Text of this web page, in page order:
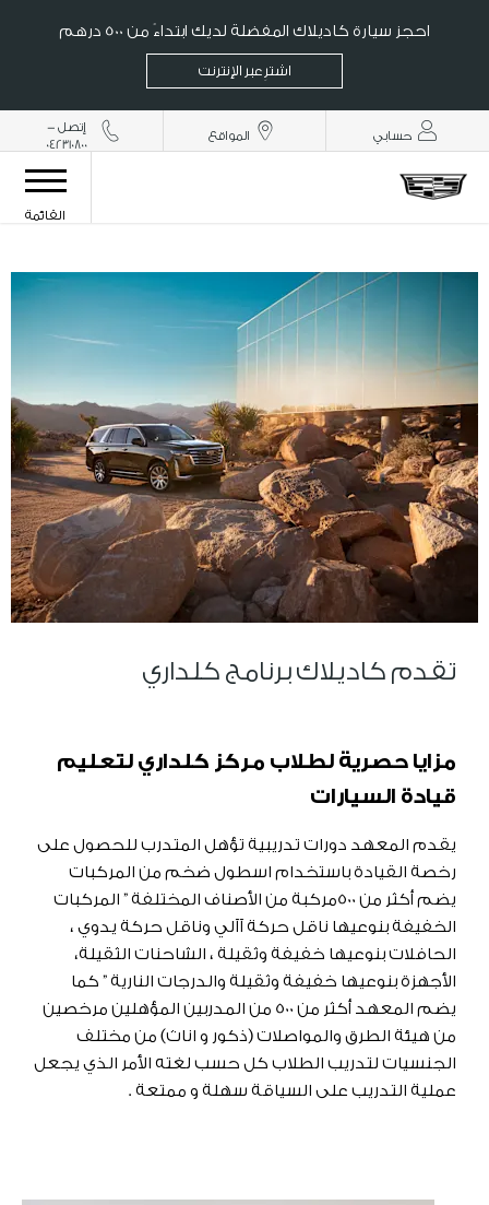
احجز سيارة كاديلاك المفضلة لديك ابتداءً من 500 درهم
اشترِ عبر الإنترنت
حسابي المواقع
إتصل -
042310800
القائمة
تقدم كاديلاك برنامج كلداري
مزايا حصرية لطلاب مركز كلداري لتعليم
قيادة السيارات
يقدم المعهد دورات تدريبية تؤهل المتدرب للحصول على
رخصة القيادة باستخدام اسطول ضخم من المركبات
يضم أكثر من 500مركبة من الأصناف المختلفة ” المركبات
الخفيفة بنوعيها ناقل حركة آآلي وناقل حركة يدوي ،
الحافلات بنوعيها خفيفة وثقيلة ، الشاحنات الثقيلة،
الأجهزة بنوعيها خفيفة وثقيلة والدرجات النارية ” كما
يضم المعهد أكثر من 500 من المدربين المؤهلين مرخصين
من هيئة الطرق والمواصلات (ذكور و اناث) من مختلف
الجنسيات لتدريب الطلاب كل حسب لغته الأمر الذي يجعل
عملية التدريب على السياقة سهلة و ممتعة .